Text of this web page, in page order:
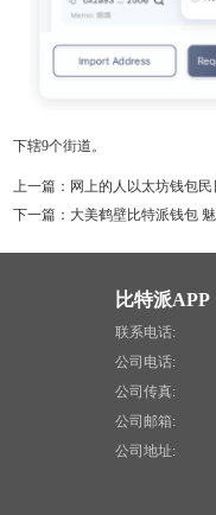
下辖9个街道。
上一篇： 网上的人以太坊钱包民
下一篇： 大美鹤壁比特派钱包
比特派APP
联系电话:
公司电话:
公司传真:
公司邮箱:
公司地址: